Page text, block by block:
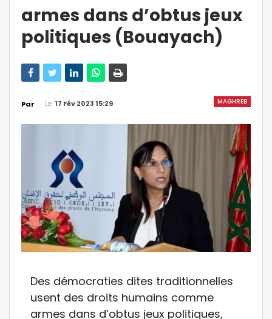
armes dans d’obtus jeux
politiques (Bouayach)
MAGHREB
Par Le 17 Fév 2023 15:29
Des démocraties dites traditionnelles
usent des droits humains comme
armes dans d’obtus jeux politiques,